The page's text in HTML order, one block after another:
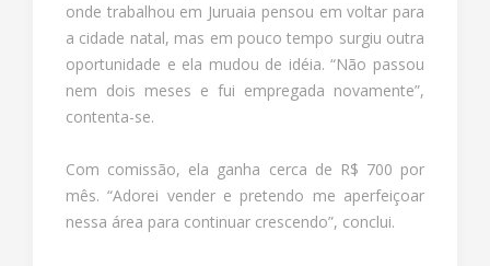
onde trabalhou em Juruaia pensou em voltar para
a cidade natal, mas em pouco tempo surgiu outra
oportunidade e ela mudou de idéia. “Não passou
nem dois meses e fui empregada novamente”,
contenta-se.
Com comissão, ela ganha cerca de R$ 700 por
mês. “Adorei vender e pretendo me aperfeiçoar
nessa área para continuar crescendo”, conclui.